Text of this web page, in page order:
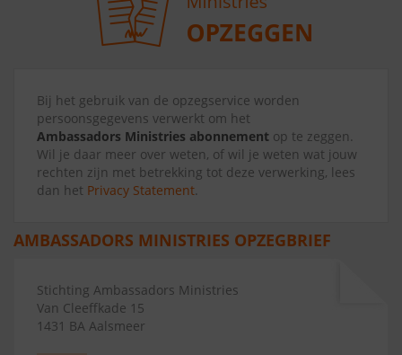
Bij het gebruik van de opzegservice worden
persoonsgegevens verwerkt om het
Ambassadors Ministries abonnement op te zeggen.
Wil je daar meer over weten, of wil je weten wat jouw
rechten zijn met betrekking tot deze verwerking, lees
dan het Privacy Statement.
AMBASSADORS MINISTRIES OPZEGBRIEF
Stichting Ambassadors Ministries
Van Cleeffkade 15
1431 BA Aalsmeer